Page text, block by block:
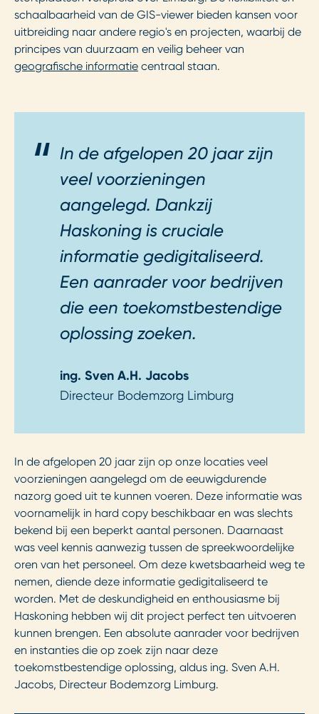
schaalbaarheid van de GIS-viewer bieden kansen voor
uitbreiding naar andere regio's en projecten, waarbij de
principes van duurzaam en veilig beheer van
geografische informatie centraal staan.
In de afgelopen 20 jaar zijn
veel voorzieningen
aangelegd. Dankzij
Haskoning is cruciale
informatie gedigitaliseerd.
Een aanrader voor bedrijven
die een toekomstbestendige
oplossing zoeken.
ing. Sven A.H. Jacobs
Directeur Bodemzorg Limburg
In de afgelopen 20 jaar zijn op onze locaties veel
voorzieningen aangelegd om de eeuwigdurende
nazorg goed uit te kunnen voeren. Deze informatie was
voornamelijk in hard copy beschikbaar en was slechts
bekend bij een beperkt aantal personen. Daarnaast
was veel kennis aanwezig tussen de spreekwoordelijke
oren van het personeel. Om deze kwetsbaarheid weg te
nemen, diende deze informatie gedigitaliseerd te
worden. Met de deskundigheid en enthousiasme bij
Haskoning hebben wij dit project perfect ten uitvoeren
kunnen brengen. Een absolute aanrader voor bedrijven
en instanties die op zoek zijn naar deze
toekomstbestendige oplossing, aldus ing. Sven A.H.
Jacobs, Directeur Bodemzorg Limburg.